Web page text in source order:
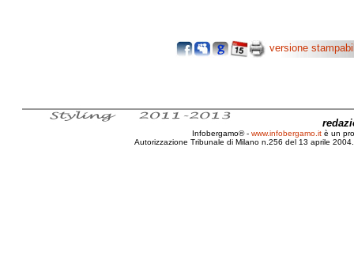
versione
Infobergamo® - www.infobergamo.it è un
Autorizzazione Tribunale di Milano n.256 del 13 aprile